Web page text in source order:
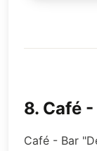
8. Café -
Café - Bar